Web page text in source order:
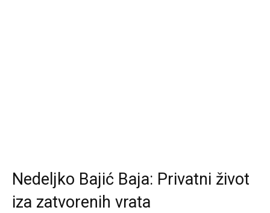
Nedeljko Bajić Baja: Privatni život
iza zatvorenih vrata